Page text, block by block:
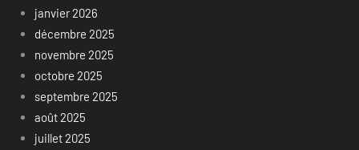
janvier 2026
décembre 2025
novembre 2025
octobre 2025
septembre 2025
août 2025
juillet 2025